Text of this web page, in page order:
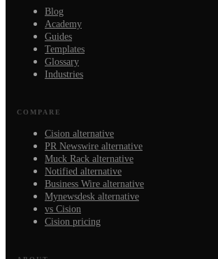
Blog
Academy
Guides
Templates
Glossary
Industries
COMPARE
Cision alternative
PR Newswire alternative
Muck Rack alternative
Notified alternative
Business Wire alternative
Mynewsdesk alternative
vs Cision
Cision pricing